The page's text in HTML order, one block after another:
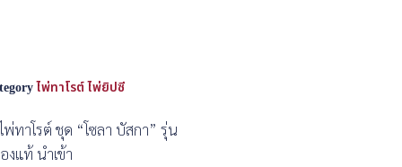
ไพ่ทาโรต์ ไพ่ยิปซี
ทาโรต์ ชุด “โซลา บัสกา” รุ่น
แท้ นำเข้า